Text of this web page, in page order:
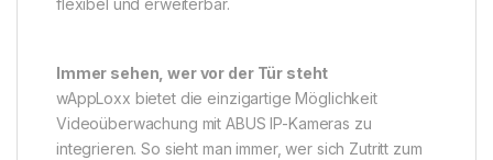
flexibel und erweiterbar.
Immer sehen, wer vor der Tür steht
wAppLoxx bietet die einzigartige Möglichkeit
Videoüberwachung mit ABUS IP-Kameras zu
integrieren. So sieht man immer, wer sich Zutritt zum